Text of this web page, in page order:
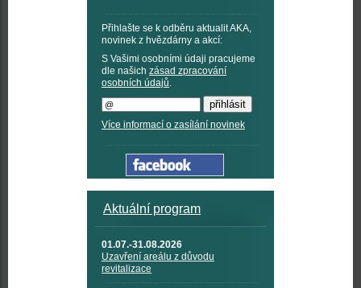
Přihlašte se k odběru aktualit AKA,
novinek z hvězdárny a akcí:
S Vašimi osobními údaji pracujeme
dle našich zásad zpracování
osobních údajů.
Více informací o zasílání novinek
Aktuální program
01.07.-31.08.2026
Uzavření areálu z důvodu
revitalizace